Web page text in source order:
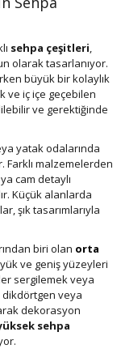
sehpa çeşitleri,
olarak tasarlanıyor.
büyük bir kolaylık
ve iç içe geçebilen
ve gerektiğinde
yatak odalarında
Farklı malzemelerden
cam detaylı
Küçük alanlarda
şık tasarımlarıyla
biri olan orta
ve geniş yüzeyleri
sergilemek veya
veya
dekorasyon
sehpa